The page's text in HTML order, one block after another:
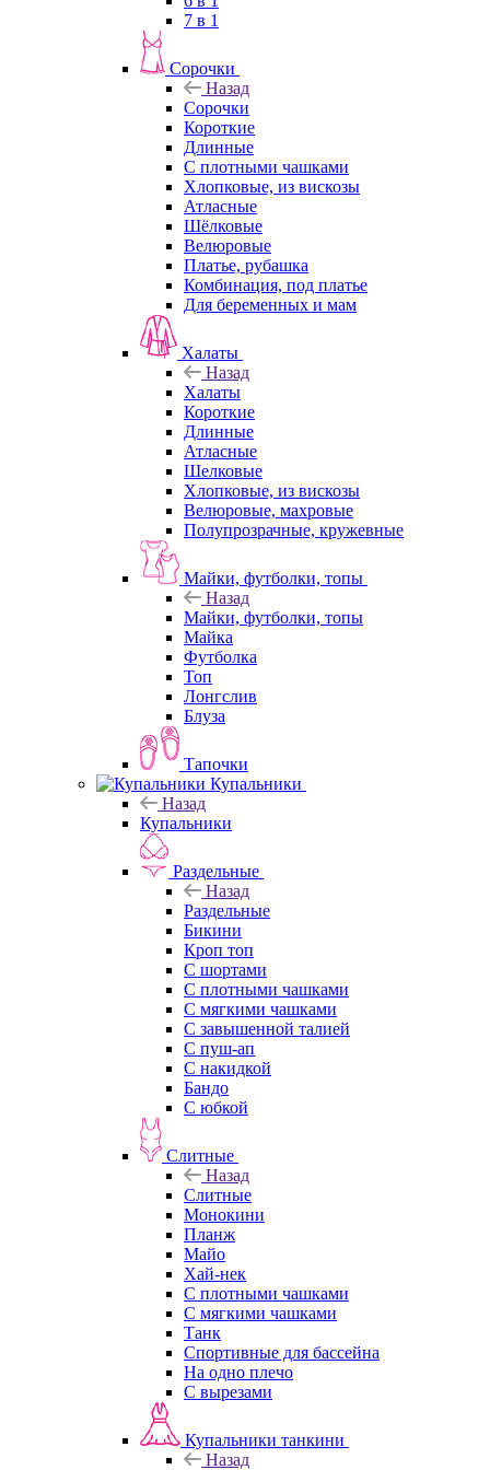
7 в 1
Сорочки
Назад
Сорочки
Короткие
Длинные
С плотными чашками
Хлопковые, из вискозы
Атласные
Шёлковые
Велюровые
Платье, рубашка
Комбинация, под платье
Для беременных и мам
Халаты
Назад
Халаты
Короткие
Длинные
Атласные
Шелковые
Хлопковые, из вискозы
Велюровые, махровые
Полупрозрачные, кружевные
Майки, футболки, топы
Назад
Майки, футболки, топы
Майка
Футболка
Топ
Лонгслив
Блуза
Тапочки
Купальники
Назад
Купальники
Раздельные
Назад
Раздельные
Бикини
Кроп топ
С шортами
С плотными чашками
С мягкими чашками
С завышенной талией
С пуш-ап
С накидкой
Бандо
С юбкой
Слитные
Назад
Слитные
Монокини
Планж
Майо
Хай-нек
С плотными чашками
С мягкими чашками
Танк
Спортивные для бассейна
На одно плечо
С вырезами
Купальники танкини
Назад